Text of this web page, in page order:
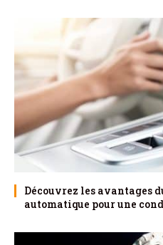
Découvrez les avantages
automatique pour une